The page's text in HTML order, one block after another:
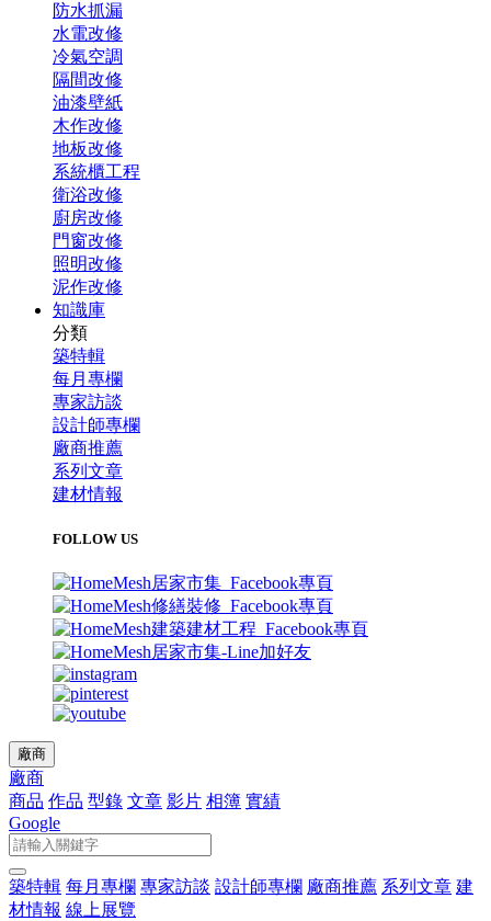
防水抓漏
水電改修
冷氣空調
隔間改修
油漆壁紙
木作改修
地板改修
系統櫃工程
衛浴改修
廚房改修
門窗改修
照明改修
泥作改修
知識庫
分類
築特輯
每月專欄
專家訪談
設計師專欄
廠商推薦
系列文章
建材情報
FOLLOW US
廠商
廠商
商品 作品 型錄 文章 影片 相簿 實績
Google
築特輯 每月專欄 專家訪談 設計師專欄 廠商推薦 系列文章 建
材情報 線上展覽